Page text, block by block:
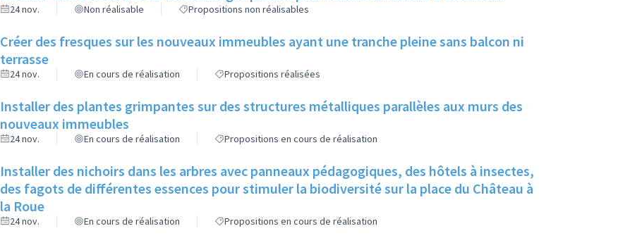
24 nov. Non réalisable Propositions non réalisables
Créer des fresques sur les nouveaux immeubles ayant une tranche pleine sans balcon ni
terrasse
24 nov. En cours de réalisation Propositions réalisées
Installer des plantes grimpantes sur des structures métalliques parallèles aux murs des
nouveaux immeubles
24 nov. En cours de réalisation Propositions en cours de réalisation
Installer des nichoirs dans les arbres avec panneaux pédagogiques, des hôtels à insectes,
des fagots de différentes essences pour stimuler la biodiversité sur la place du Château à
la Roue
24 nov. En cours de réalisation Propositions en cours de réalisation